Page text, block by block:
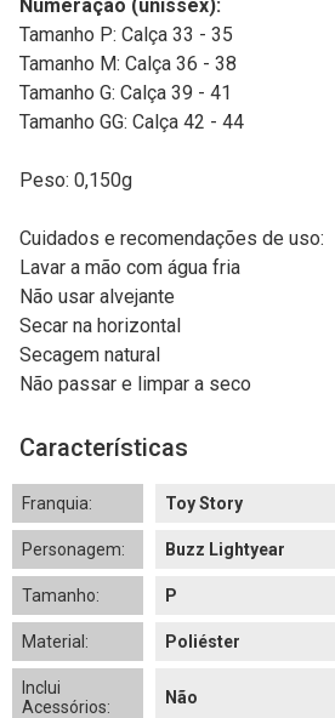
Numeração (unissex):
Tamanho P: Calça 33 - 35
Tamanho M: Calça 36 - 38
Tamanho G: Calça 39 - 41
Tamanho GG: Calça 42 - 44
Peso: 0,150g
Cuidados e recomendações de uso:
Lavar a mão com água fria
Não usar alvejante
Secar na horizontal
Secagem natural
Não passar e limpar a seco
Características
Franquia: Toy Story
Personagem: Buzz Lightyear
Tamanho: P
Material: Poliéster
Inclui
Acessórios:
Não